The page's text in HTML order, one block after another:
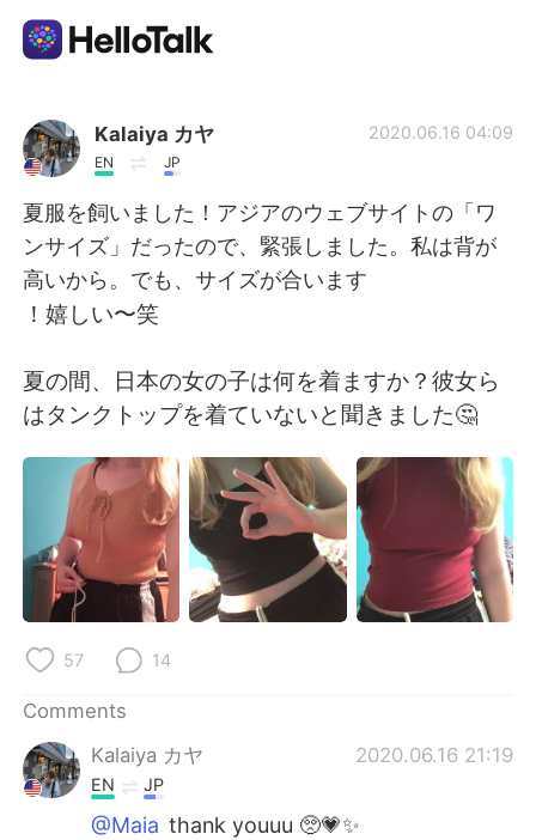
Language Exchange App
AI Grammar Checker
English
Español العربية
Français Deutsch
日本語 한국어
Русский ไทย
Indonesia
Türkçe
Português
Kalaiya カヤ
EN JP
2020.06.16 04:09
夏服を飼いました！アジアのウェブサイトの「ワ
ンサイズ」だったので、緊張しました。私は背が
高いから。でも、サイズが合います
！嬉しい〜笑
夏の間、日本の女の子は何を着ますか？彼女ら
はタンクトップを着ていないと聞きました🤔
57 14
Comments
Kalaiya カヤ
2020.06.16 21:19
EN JP
@Maia thank youuu 🥺💗✨